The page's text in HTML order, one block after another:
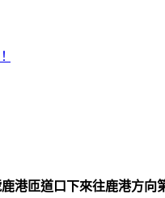
港匝道口下來往鹿港方